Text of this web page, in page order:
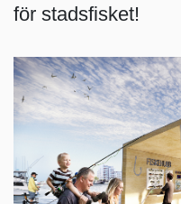
för stadsfisket!